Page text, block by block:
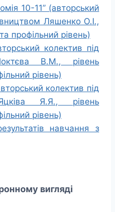
10-11” (авторський
Ляшенко О.І.,
профільний рівень)
колектив під
В.М., рівень
рівень)
колектив під
Я.Я., рівень
рівень)
навчання з
вигляді